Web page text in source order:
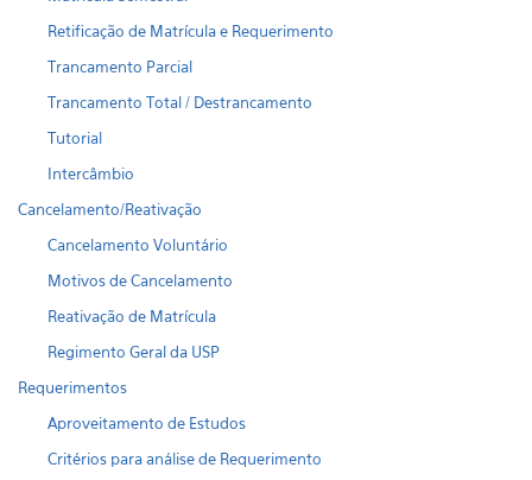
Retificação de Matrícula e Requerimento
Trancamento Parcial
Trancamento Total / Destrancamento
Tutorial
Intercâmbio
Cancelamento/Reativação
Cancelamento Voluntário
Motivos de Cancelamento
Reativação de Matrícula
Regimento Geral da USP
Requerimentos
Aproveitamento de Estudos
Critérios para análise de Requerimento